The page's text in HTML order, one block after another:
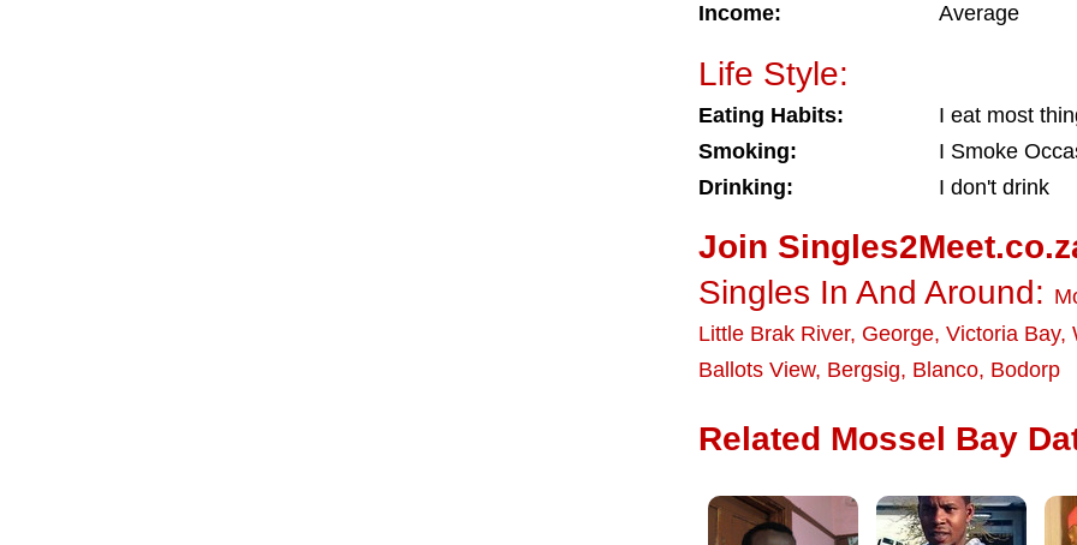
Income:
Average
Life Style:
Eating Habits:
I eat most
Smoking:
I Smoke
Drinking:
I don't drink
Join
Singles In And Around:
Little Brak River, George, Victoria Bay,
Ballots View, Bergsig, Blanco, Bodorp
Related Mossel Bay